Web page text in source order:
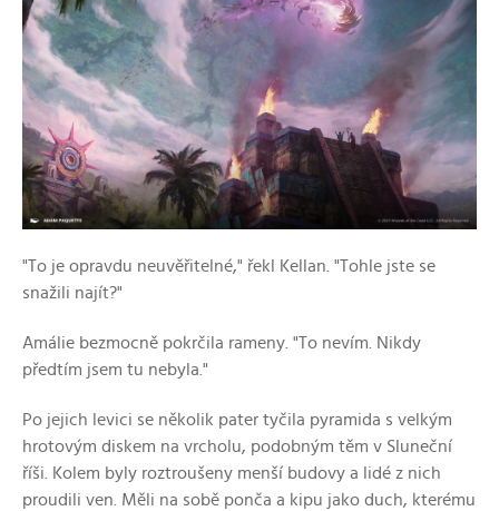
"To je opravdu neuvěřitelné," řekl Kellan. "Tohle jste se
snažili najít?"
Amálie bezmocně pokrčila rameny. "To nevím. Nikdy
předtím jsem tu nebyla."
Po jejich levici se několik pater tyčila pyramida s velkým
hrotovým diskem na vrcholu, podobným těm v Sluneční
říši. Kolem byly roztroušeny menší budovy a lidé z nich
proudili ven. Měli na sobě ponča a kipu jako duch, kterému